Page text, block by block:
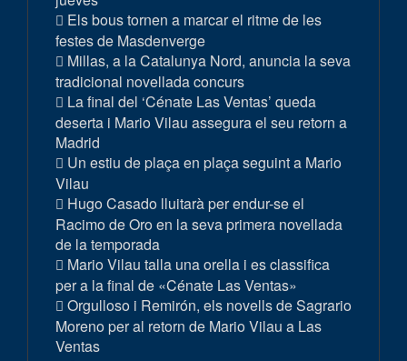
Els bous tornen a marcar el ritme de les
festes de Masdenverge
Millas, a la Catalunya Nord, anuncia la seva
tradicional novellada concurs
La final del ‘Cénate Las Ventas’ queda
deserta i Mario Vilau assegura el seu retorn a
Madrid
Un estiu de plaça en plaça seguint a Mario
Vilau
Hugo Casado lluitarà per endur-se el
Racimo de Oro en la seva primera novellada
de la temporada
Mario Vilau talla una orella i es classifica
per a la final de «Cénate Las Ventas»
Orgulloso i Remirón, els novells de Sagrario
Moreno per al retorn de Mario Vilau a Las
Ventas